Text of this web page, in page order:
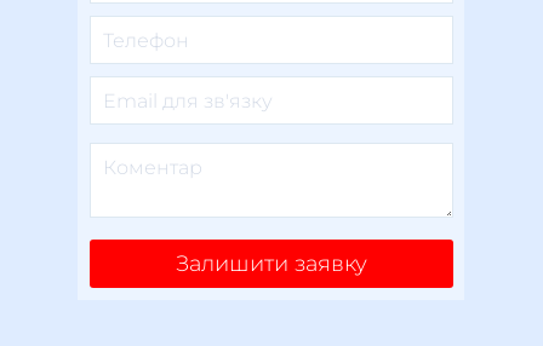
Залишити заявку